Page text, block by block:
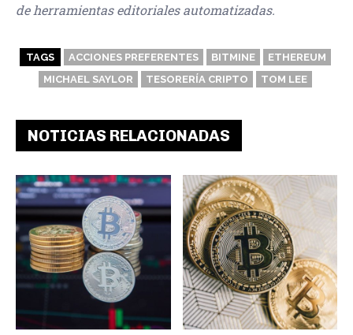
de herramientas editoriales automatizadas.
TAGS ACCIONES PREFERENTES BITMINE
ETHEREUM
MICHAEL SAYLOR
TESORERÍA CRIPTO TOM LEE
NOTICIAS RELACIONADAS